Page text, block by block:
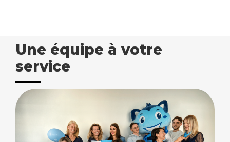
Une équipe à votre
service